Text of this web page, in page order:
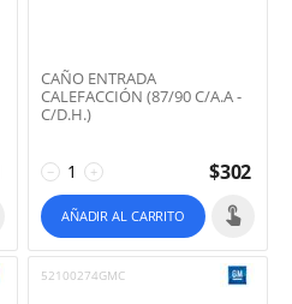
CAÑO ENTRADA
CALEFACCIÓN (87/90 C/A.A -
C/D.H.)
+
− $302
AÑADIR AL CARRITO
52100274GMC